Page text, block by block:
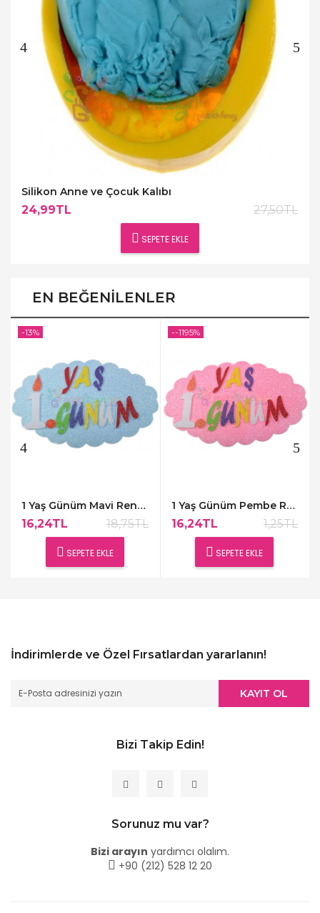
Silikon Anne ve Çocuk Kalıbı
24,99TL 27,50TL
SEPETE EKLE
EN BEĞENILENLER
-13%
1 Yaş Günüm Mavi Renk Kapı Süsü,48x30cm
16,24TL 18,75TL
SEPETE EKLE
--1195%
1 Yaş Günüm Pembe Renk Kapı Süsü,48x30cm
16,24TL 1,25TL
SEPETE EKLE
İndirimlerde ve Özel Fırsatlardan yararlanın!
KAYIT OL
Bizi Takip Edin!
Sorunuz mu var?
Bizi arayın yardımcı olalım.
+90 (212) 528 12 20